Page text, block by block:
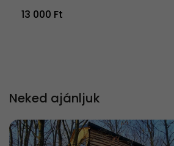
13 000 Ft
Neked ajánljuk